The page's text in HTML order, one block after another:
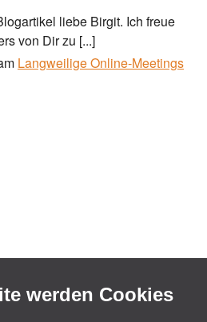
werden Cookies
liebe Birgit. Ich freue
von Dir zu [...]
Langweilige Online-Meetings